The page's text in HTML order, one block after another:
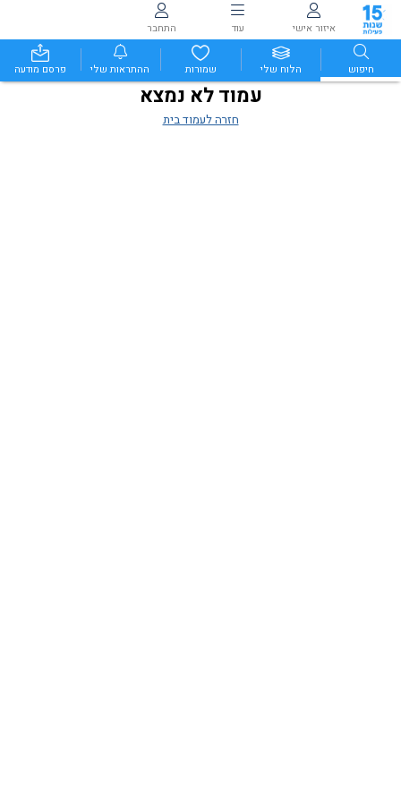
איזור אישי עוד התחבר
חיפוש הלוח שלי שמורות ההתראות שלי פרסם מודעה
עמוד לא נמצא
חזרה לעמוד בית